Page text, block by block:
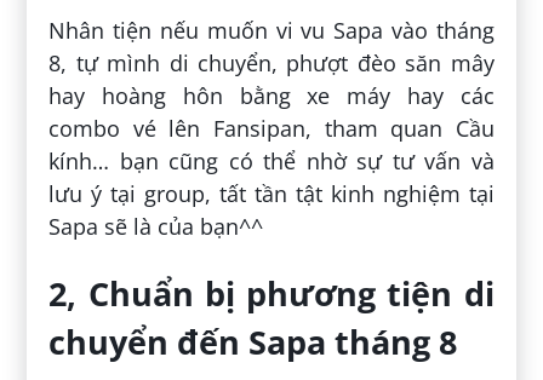
Nhân tiện nếu muốn vi vu Sapa vào tháng
8, tự mình di chuyển, phượt đèo săn mây
hay hoàng hôn bằng xe máy hay các
combo vé lên Fansipan, tham quan Cầu
kính… bạn cũng có thể nhờ sự tư vấn và
lưu ý tại group, tất tần tật kinh nghiệm tại
Sapa sẽ là của bạn^^
2, Chuẩn bị phương tiện di
chuyển đến Sapa tháng 8